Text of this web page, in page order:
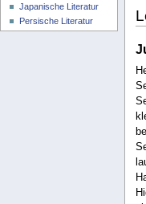
Japanische Literatur
Persische Literatur